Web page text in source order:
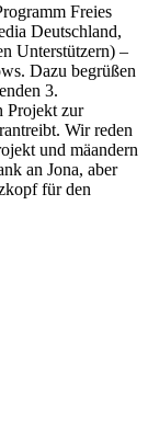
Freies
Deutschland,
Unterstützern) –
Dazu begrüßen
3.
Projekt zur
Wir reden
und mäandern
an Jona, aber
für den